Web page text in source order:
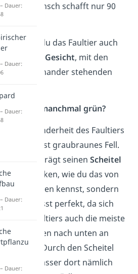
Der Mensch schafft nur 90
kannst du das Faultier auch
Gesicht, mit den
weit auseinander stehenden
ist ihr Fell manchmal grün?
Besonderheit des Faultiers
meist graubraunes Fell.
Es trägt seinenScheitel
am Rücken, wie du das von
Säugetieren kennst, sondern
Das passt perfekt, da sich
des Faultiers auch die meiste
dem Rücken nach unten an
abspielt. Durch den Scheitel
Regenwasser dort nämlich
Dauer:
Dauer:
Dauer:
Dauer:
Dauer: